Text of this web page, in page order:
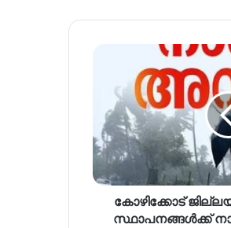
കോഴിക്കോട്
സ്ഥാപനങ്ങൾക്ക്